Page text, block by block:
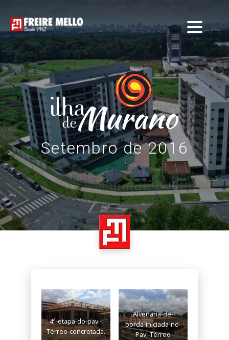
Setembro de 2016
4ª-etapa-do-pav.-
Térreo-concretada.
Alvenaria-de-
borda-iniciada-no-
Pav.-Térreo